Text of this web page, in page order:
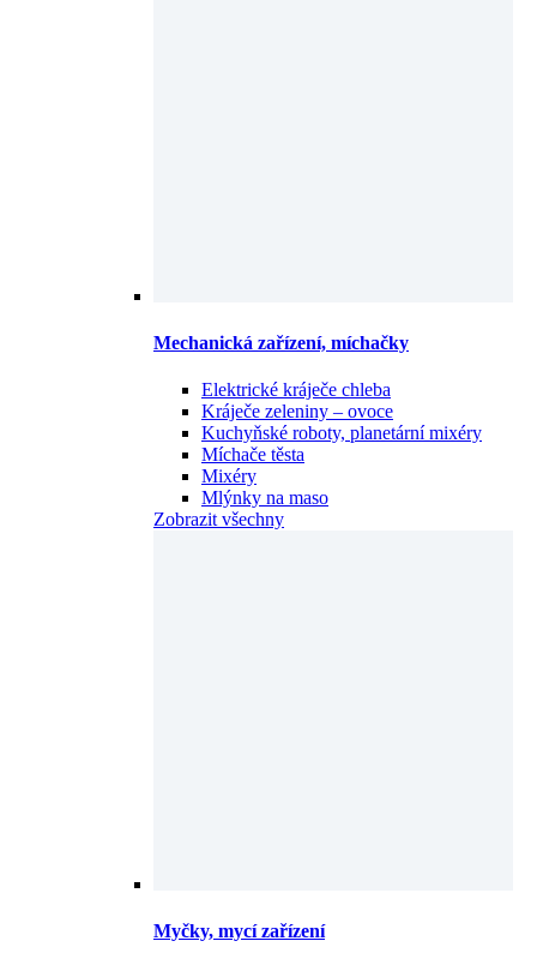
Elektrické kráječe chleba
Kuchyňské roboty, planetární mixéry
Míchače těsta
Mixéry
Mlýnky na maso
Zobrazit všechny
Chemie, čisticí prostředky